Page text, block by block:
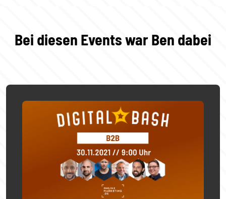
Bei diesen Events war Ben dabei